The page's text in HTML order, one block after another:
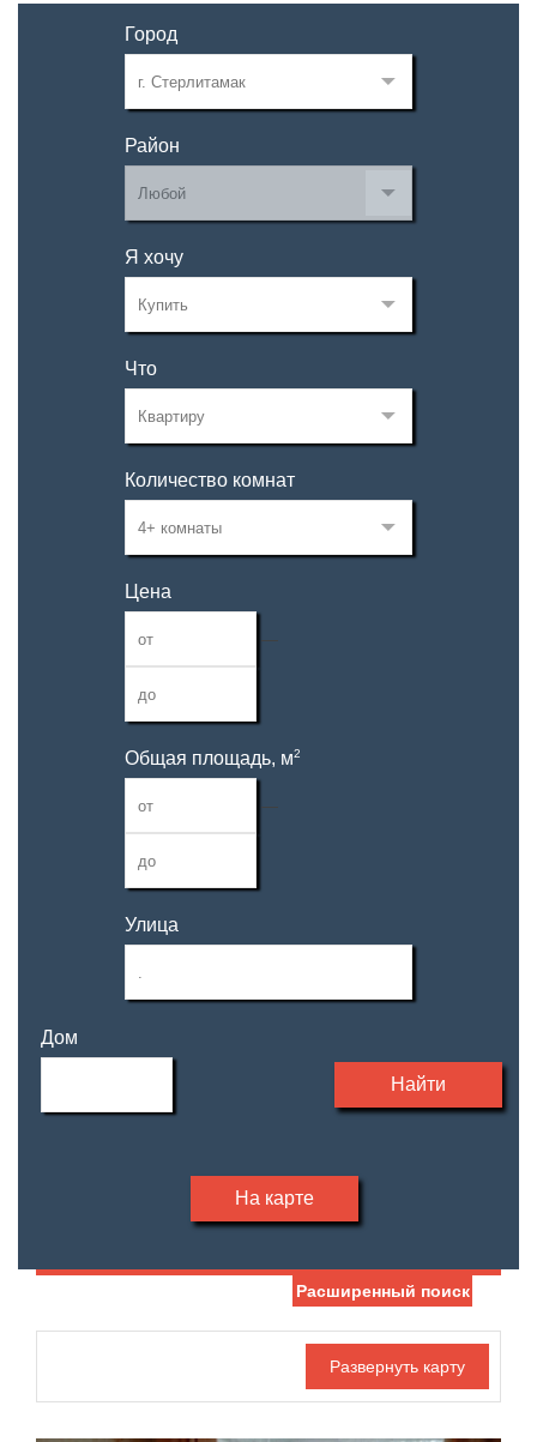
Город
Район
Я хочу
Что
Количество комнат
Цена
—
Общая площадь, м2
—
Улица
Дом
Найти
На карте
Жилая площадь
—
Площадь кухни
Расширенный поиск